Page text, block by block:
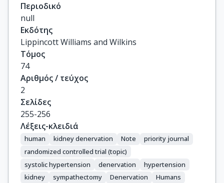
Περιοδικό
null
Εκδότης
Lippincott Williams and Wilkins
Τόμος
74
Αριθμός / τεύχος
2
Σελίδες
255-256
Λέξεις-κλειδιά
human kidney denervation Note
priority journal
randomized controlled trial (topic)
systolic hypertension
denervation
hypertension
kidney
sympathectomy Denervation
Humans